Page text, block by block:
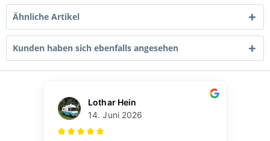
Ähnliche Artikel
Kunden haben sich ebenfalls angesehen